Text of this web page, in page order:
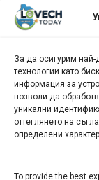
За да осигурим
технологии като
информация за
позволи да
уникални
оттеглянето на
определени
To provide the best
Архив
новини
Арт галерия